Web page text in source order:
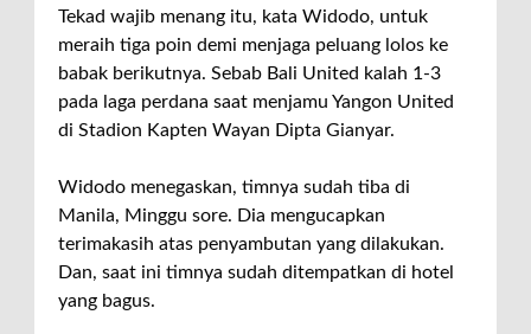
Tekad wajib menang itu, kata Widodo, untuk
meraih tiga poin demi menjaga peluang lolos ke
babak berikutnya. Sebab Bali United kalah 1-3
pada laga perdana saat menjamu Yangon United
di Stadion Kapten Wayan Dipta Gianyar.
Widodo menegaskan, timnya sudah tiba di
Manila, Minggu sore. Dia mengucapkan
terimakasih atas penyambutan yang dilakukan.
Dan, saat ini timnya sudah ditempatkan di hotel
yang bagus.